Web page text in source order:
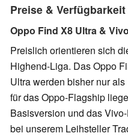
Preise &
Oppo Find X8 Ultra &
Preislich orientieren sich
Highend-Liga. Das Oppo
Ultra werden bisher nur
für das Oppo-Flagship
Basisversion und das
bei unserem Leihsteller